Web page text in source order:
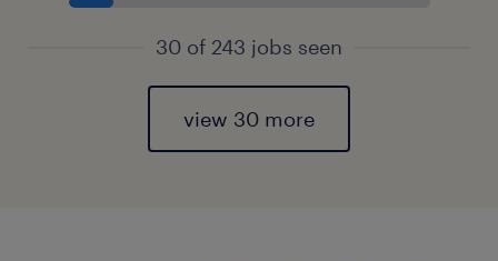
30 of 243 jobs seen
view 30 more